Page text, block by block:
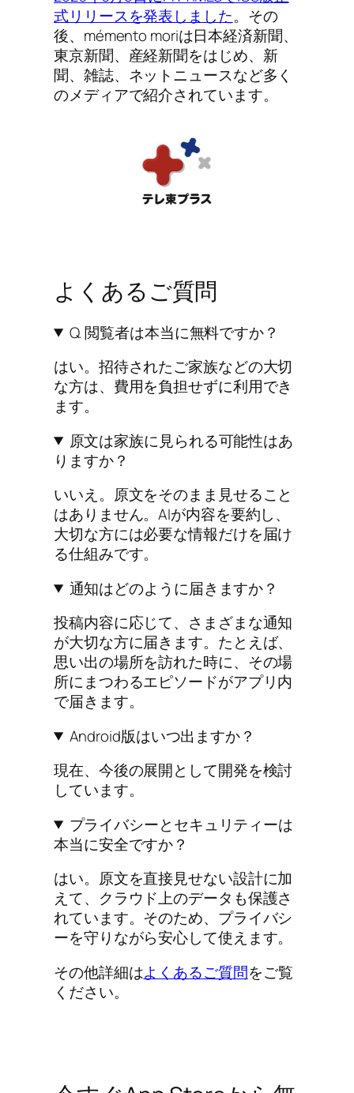
式リリースを発表しました。その
後、mémento moriは日本経済新聞、
東京新聞、産経新聞をはじめ、新
聞、雑誌、ネットニュースなど多く
のメディアで紹介されています。
よくあるご質問
Q. 閲覧者は本当に無料ですか？
はい。招待されたご家族などの大切
な方は、費用を負担せずに利用でき
ます。
原文は家族に見られる可能性はあ
りますか？
いいえ。原文をそのまま見せること
はありません。AIが内容を要約し、
大切な方には必要な情報だけを届け
る仕組みです。
通知はどのように届きますか？
投稿内容に応じて、さまざまな通知
が大切な方に届きます。たとえば、
思い出の場所を訪れた時に、その場
所にまつわるエピソードがアプリ内
で届きます。
Android版はいつ出ますか？
現在、今後の展開として開発を検討
しています。
プライバシーとセキュリティーは
本当に安全ですか？
はい。原文を直接見せない設計に加
えて、クラウド上のデータも保護さ
れています。そのため、プライバシ
ーを守りながら安心して使えます。
その他詳細はよくあるご質問をご覧
ください。